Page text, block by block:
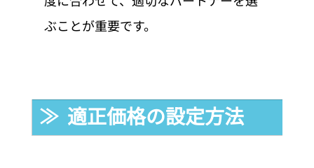
ぶことが重要です。
≫  適正価格の設定方法